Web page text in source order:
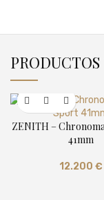
ZENITH –
41mm
12.200 €